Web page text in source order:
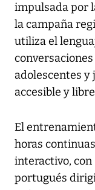
impulsada por
la campaña
utiliza el
adolescentes y
accesible y
El
horas
interactivo, con
portugués